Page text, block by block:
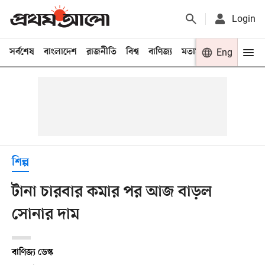
Login
সর্বশেষ বাংলাদেশ রাজনীতি বিশ্ব বাণিজ্য মতামত খেলা
Eng
শিল্প
টানা চারবার কমার পর আজ বাড়ল
সোনার দাম
বাণিজ্য ডেস্ক